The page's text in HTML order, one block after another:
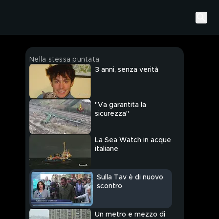
Nella stessa puntata
3 anni, senza verità
"Va garantita la
sicurezza"
La Sea Watch in acque
italiane
Sulla Tav è di nuovo
scontro
Un metro e mezzo di